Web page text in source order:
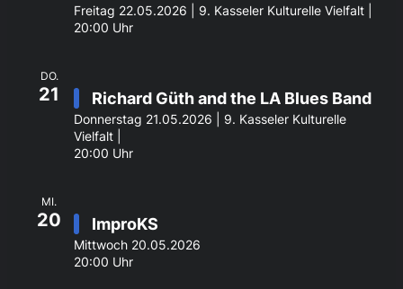
Freitag 22.05.2026 | 9. Kasseler Kulturelle Vielfalt |
20:00 Uhr
DO.
21 Richard Güth and the LA Blues Band
Donnerstag 21.05.2026 | 9. Kasseler Kulturelle
Vielfalt |
20:00 Uhr
MI.
20 ImproKS
Mittwoch 20.05.2026
20:00 Uhr